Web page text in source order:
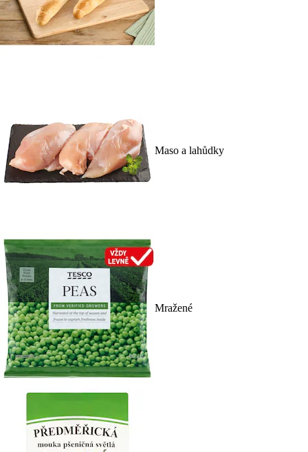
Maso a lahůdky
Mražené